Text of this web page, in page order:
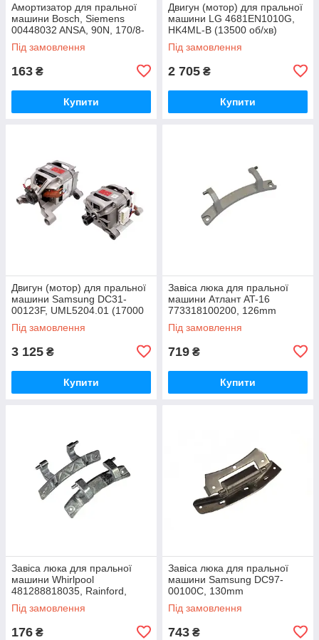
Амортизатор для пральної
машини Bosch, Siemens
00448032 ANSA, 90N, 170/8-
11 мм (1 шт.)
Під замовлення
163 ₴
Купити
Двигун (мотор) для пральної
машини LG 4681EN1010G,
HK4ML-B (13500 об/хв)
Під замовлення
2 705 ₴
Купити
Двигун (мотор) для пральної
машини Samsung DC31-
00123F, UML5204.01 (17000
об/хв)
Під замовлення
3 125 ₴
Купити
Завіса люка для пральної
машини Атлант AT-16
773318100200, 126mm
Під замовлення
719 ₴
Купити
Завіса люка для пральної
машини Whirlpool
481288818035, Rainford,
95mm
Під замовлення
176 ₴
Завіса люка для пральної
машини Samsung DC97-
00100C, 130mm
Під замовлення
743 ₴